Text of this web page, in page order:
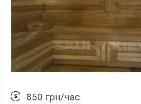
850 грн/час